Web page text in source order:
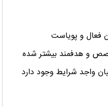
فعال و پویاست
و هدفمند بیشتر شده
واجد شرایط وجود دارد